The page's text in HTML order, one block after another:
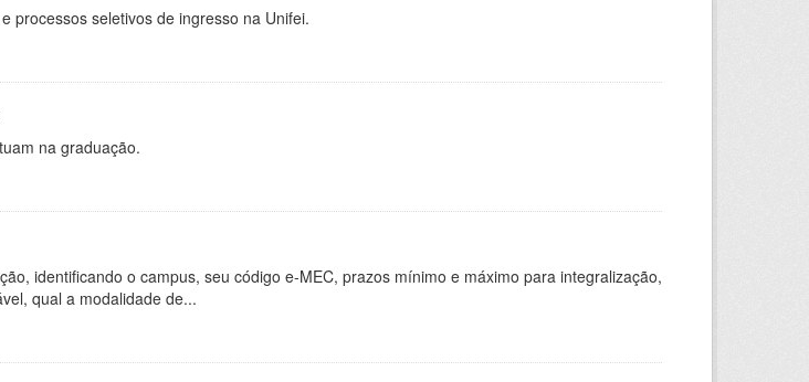
processos seletivos de ingresso na Unifei.
na graduação.
identificando o campus, seu código e-MEC, prazos mínimo e máximo para integralização,
qual a modalidade de...